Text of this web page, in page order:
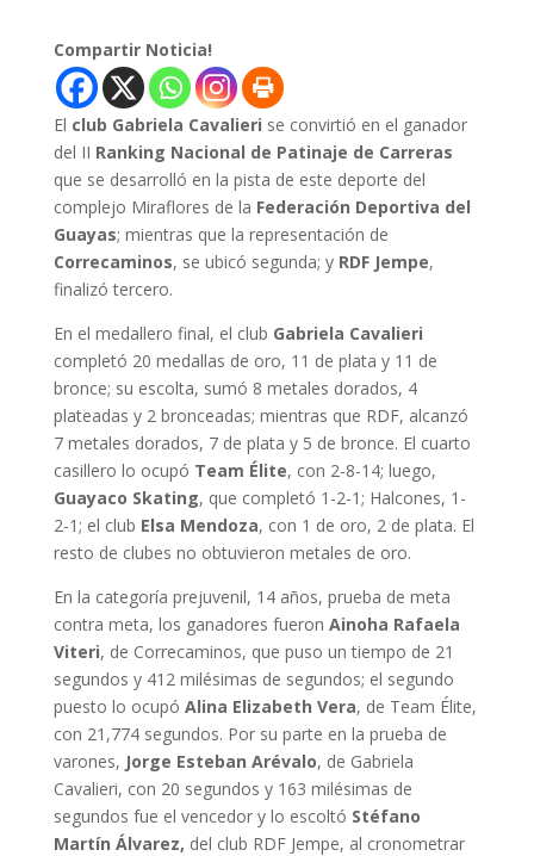
Compartir Noticia!
El club Gabriela Cavalieri se convirtió en el ganador
del II Ranking Nacional de Patinaje de Carreras
que se desarrolló en la pista de este deporte del
complejo Miraflores de la Federación Deportiva del
Guayas; mientras que la representación de
Correcaminos, se ubicó segunda; y RDF Jempe,
finalizó tercero.
En el medallero final, el club Gabriela Cavalieri
completó 20 medallas de oro, 11 de plata y 11 de
bronce; su escolta, sumó 8 metales dorados, 4
plateadas y 2 bronceadas; mientras que RDF, alcanzó
7 metales dorados, 7 de plata y 5 de bronce. El cuarto
casillero lo ocupó Team Élite, con 2-8-14; luego,
Guayaco Skating, que completó 1-2-1; Halcones, 1-
2-1; el club Elsa Mendoza, con 1 de oro, 2 de plata. El
resto de clubes no obtuvieron metales de oro.
En la categoría prejuvenil, 14 años, prueba de meta
contra meta, los ganadores fueron Ainoha Rafaela
Viteri, de Correcaminos, que puso un tiempo de 21
segundos y 412 milésimas de segundos; el segundo
puesto lo ocupó Alina Elizabeth Vera, de Team Élite,
con 21,774 segundos. Por su parte en la prueba de
varones, Jorge Esteban Arévalo, de Gabriela
Cavalieri, con 20 segundos y 163 milésimas de
segundos fue el vencedor y lo escoltó Stéfano
Martín Álvarez, del club RDF Jempe, al cronometrar